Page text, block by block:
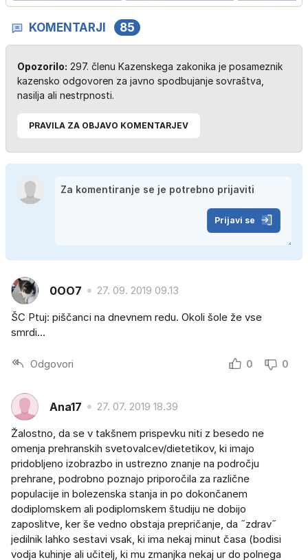
KOMENTARJI 85
Opozorilo: 297. členu Kazenskega zakonika je posameznik
kazensko odgovoren za javno spodbujanje sovraštva,
nasilja ali nestrpnosti.
PRAVILA ZA OBJAVO KOMENTARJEV
Prijavi se
0OO7 27. 09. 2019 09.13
ŠC Ptuj: piščanci na dnevnem redu. Okoli šole že vse
smrdi...
Odgovori 0 0
Ana17 27. 07. 2019 18.39
Žalostno, da se v takšnem prispevku niti z besedo ne
omenja prehranskih svetovalcev/dietetikov, ki imajo
pridobljeno izobrazbo in ustrezno znanje na področju
prehrane, podrobno poznajo priporočila za različne
populacije in bolezenska stanja in po dokončanem
dodiplomskem ali podiplomskem študiju ne dobijo
zaposlitve, ker še vedno obstaja prepričanje, da ˝zdrav˝
jedilnik lahko sestavi vsak, ki ima nekaj minut časa (bodisi
vodja kuhinje ali učitelj, ki mu zmanjka nekaj ur do polnega